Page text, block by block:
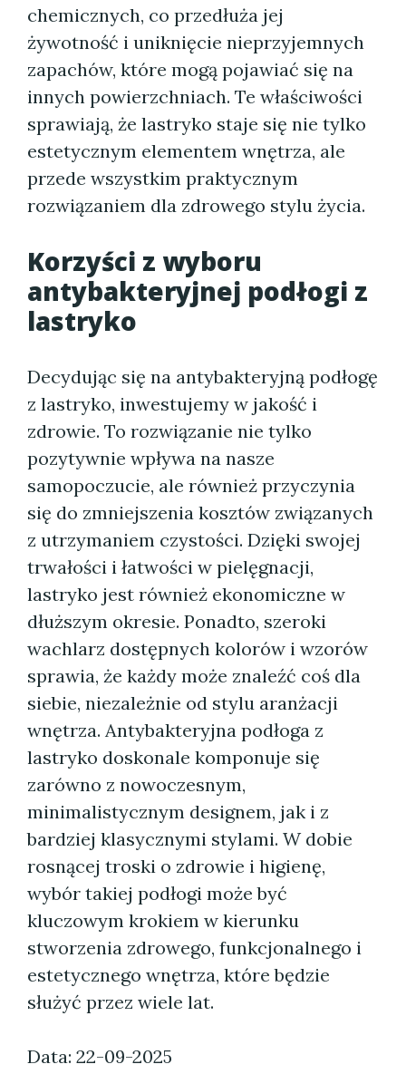
chemicznych, co przedłuża jej
żywotność i uniknięcie nieprzyjemnych
zapachów, które mogą pojawiać się na
innych powierzchniach. Te właściwości
sprawiają, że lastryko staje się nie tylko
estetycznym elementem wnętrza, ale
przede wszystkim praktycznym
rozwiązaniem dla zdrowego stylu życia.
Korzyści z wyboru
antybakteryjnej podłogi z
lastryko
Decydując się na antybakteryjną podłogę
z lastryko, inwestujemy w jakość i
zdrowie. To rozwiązanie nie tylko
pozytywnie wpływa na nasze
samopoczucie, ale również przyczynia
się do zmniejszenia kosztów związanych
z utrzymaniem czystości. Dzięki swojej
trwałości i łatwości w pielęgnacji,
lastryko jest również ekonomiczne w
dłuższym okresie. Ponadto, szeroki
wachlarz dostępnych kolorów i wzorów
sprawia, że każdy może znaleźć coś dla
siebie, niezależnie od stylu aranżacji
wnętrza. Antybakteryjna podłoga z
lastryko doskonale komponuje się
zarówno z nowoczesnym,
minimalistycznym designem, jak i z
bardziej klasycznymi stylami. W dobie
rosnącej troski o zdrowie i higienę,
wybór takiej podłogi może być
kluczowym krokiem w kierunku
stworzenia zdrowego, funkcjonalnego i
estetycznego wnętrza, które będzie
służyć przez wiele lat.
Data: 22-09-2025